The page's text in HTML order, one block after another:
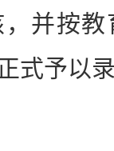
并按
式予以